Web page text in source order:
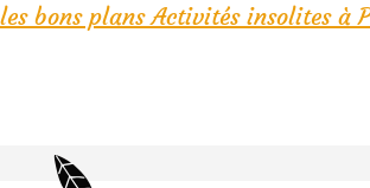
bons plans Activités insolites à